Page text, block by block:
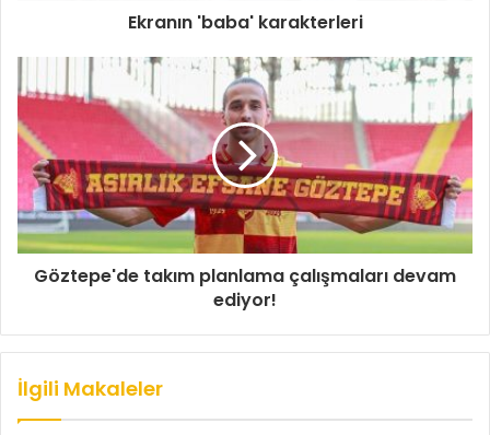
Ekranın 'baba' karakterleri
Göztepe'de takım planlama çalışmaları devam
ediyor!
İlgili Makaleler